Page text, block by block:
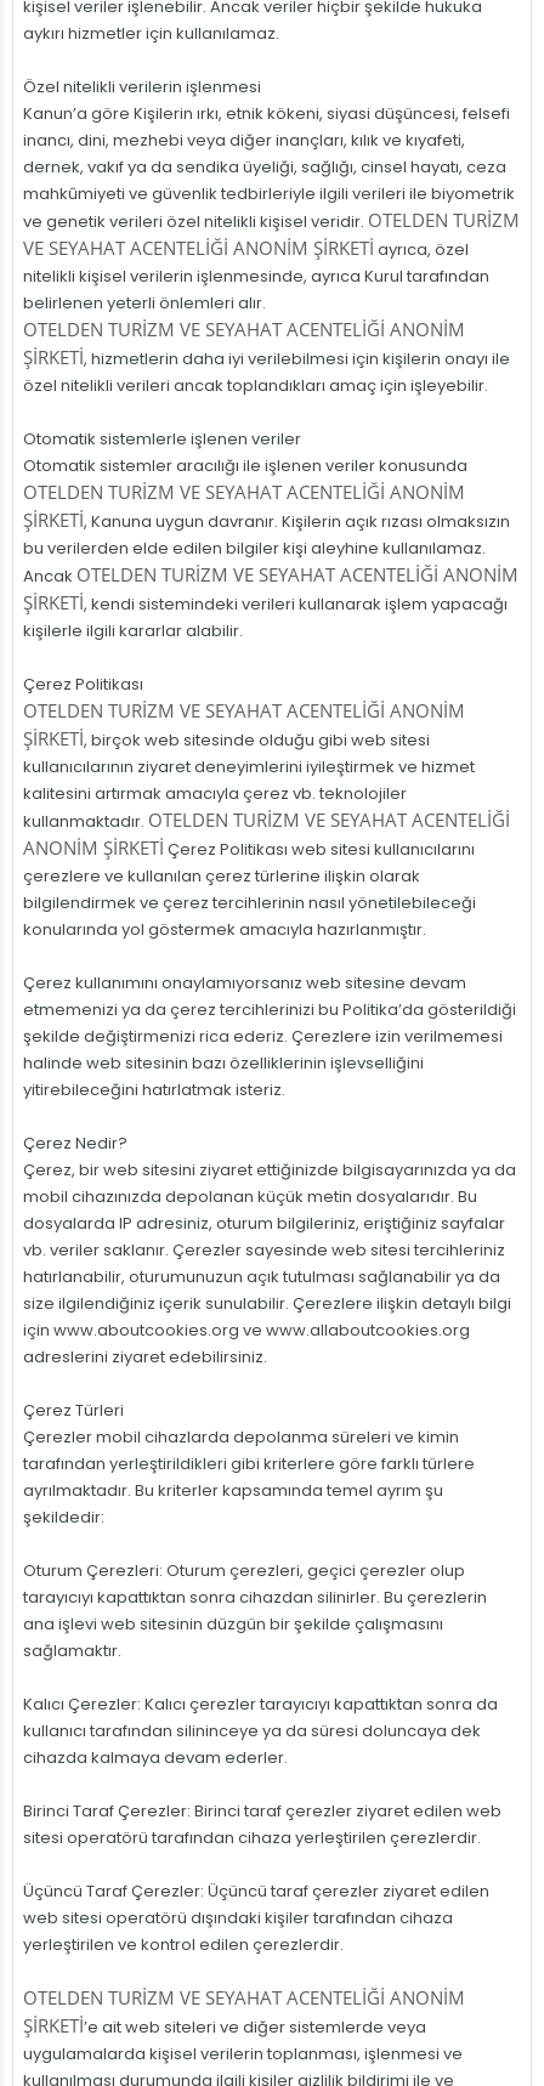
kişisel veriler işlenebilir. Ancak veriler hiçbir şekilde hukuka
aykırı hizmetler için kullanılamaz.
Özel nitelikli verilerin işlenmesi
Kanun’a göre Kişilerin ırkı, etnik kökeni, siyasi düşüncesi, felsefi
inancı, dini, mezhebi veya diğer inançları, kılık ve kıyafeti,
dernek, vakıf ya da sendika üyeliği, sağlığı, cinsel hayatı, ceza
mahkûmiyeti ve güvenlik tedbirleriyle ilgili verileri ile biyometrik
ve genetik verileri özel nitelikli kişisel veridir. OTELDEN TURİZM
VE SEYAHAT ACENTELİĞİ ANONİM ŞİRKETİ ayrıca, özel
nitelikli kişisel verilerin işlenmesinde, ayrıca Kurul tarafından
belirlenen yeterli önlemleri alır.
OTELDEN TURİZM VE SEYAHAT ACENTELİĞİ ANONİM
ŞİRKETİ, hizmetlerin daha iyi verilebilmesi için kişilerin onayı ile
özel nitelikli verileri ancak toplandıkları amaç için işleyebilir.
Otomatik sistemlerle işlenen veriler
Otomatik sistemler aracılığı ile işlenen veriler konusunda
OTELDEN TURİZM VE SEYAHAT ACENTELİĞİ ANONİM
ŞİRKETİ, Kanuna uygun davranır. Kişilerin açık rızası olmaksızın
bu verilerden elde edilen bilgiler kişi aleyhine kullanılamaz.
Ancak OTELDEN TURİZM VE SEYAHAT ACENTELİĞİ ANONİM
ŞİRKETİ, kendi sistemindeki verileri kullanarak işlem yapacağı
kişilerle ilgili kararlar alabilir.
Çerez Politikası
OTELDEN TURİZM VE SEYAHAT ACENTELİĞİ ANONİM
ŞİRKETİ, birçok web sitesinde olduğu gibi web sitesi
kullanıcılarının ziyaret deneyimlerini iyileştirmek ve hizmet
kalitesini artırmak amacıyla çerez vb. teknolojiler
kullanmaktadır. OTELDEN TURİZM VE SEYAHAT ACENTELİĞİ
ANONİM ŞİRKETİ Çerez Politikası web sitesi kullanıcılarını
çerezlere ve kullanılan çerez türlerine ilişkin olarak
bilgilendirmek ve çerez tercihlerinin nasıl yönetilebileceği
konularında yol göstermek amacıyla hazırlanmıştır.
Çerez kullanımını onaylamıyorsanız web sitesine devam
etmemenizi ya da çerez tercihlerinizi bu Politika’da gösterildiği
şekilde değiştirmenizi rica ederiz. Çerezlere izin verilmemesi
halinde web sitesinin bazı özelliklerinin işlevselliğini
yitirebileceğini hatırlatmak isteriz.
Çerez Nedir?
Çerez, bir web sitesini ziyaret ettiğinizde bilgisayarınızda ya da
mobil cihazınızda depolanan küçük metin dosyalarıdır. Bu
dosyalarda IP adresiniz, oturum bilgileriniz, eriştiğiniz sayfalar
vb. veriler saklanır. Çerezler sayesinde web sitesi tercihleriniz
hatırlanabilir, oturumunuzun açık tutulması sağlanabilir ya da
size ilgilendiğiniz içerik sunulabilir. Çerezlere ilişkin detaylı bilgi
için www.aboutcookies.org ve www.allaboutcookies.org
adreslerini ziyaret edebilirsiniz.
Çerez Türleri
Çerezler mobil cihazlarda depolanma süreleri ve kimin
tarafından yerleştirildikleri gibi kriterlere göre farklı türlere
ayrılmaktadır. Bu kriterler kapsamında temel ayrım şu
şekildedir:
Oturum Çerezleri: Oturum çerezleri, geçici çerezler olup
tarayıcıyı kapattıktan sonra cihazdan silinirler. Bu çerezlerin
ana işlevi web sitesinin düzgün bir şekilde çalışmasını
sağlamaktır.
Kalıcı Çerezler: Kalıcı çerezler tarayıcıyı kapattıktan sonra da
kullanıcı tarafından silininceye ya da süresi doluncaya dek
cihazda kalmaya devam ederler.
Birinci Taraf Çerezler: Birinci taraf çerezler ziyaret edilen web
sitesi operatörü tarafından cihaza yerleştirilen çerezlerdir.
Üçüncü Taraf Çerezler: Üçüncü taraf çerezler ziyaret edilen
web sitesi operatörü dışındaki kişiler tarafından cihaza
yerleştirilen ve kontrol edilen çerezlerdir.
OTELDEN TURİZM VE SEYAHAT ACENTELİĞİ ANONİM
ŞİRKETİ’e ait web siteleri ve diğer sistemlerde veya
uygulamalarda kişisel verilerin toplanması, işlenmesi ve
kullanılması durumunda ilgili kişiler gizlilik bildirimi ile ve